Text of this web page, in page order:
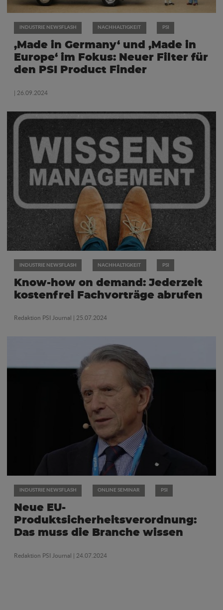
INDUSTRIE NEWSFLASH NACHHALTIGKEIT PSI
‚Made in Germany‘ und ‚Made in
Europe‘ im Fokus: Neuer Filter für
den PSI Product Finder
| 26.09.2024
INDUSTRIE NEWSFLASH NACHHALTIGKEIT PSI
Know-how on demand: Jederzeit
kostenfrei Fachvorträge abrufen
Redaktion PSI Journal | 25.07.2024
INDUSTRIE NEWSFLASH ONLINE SEMINAR PSI
Neue EU-
Produktsicherheitsverordnung:
Das muss die Branche wissen
Redaktion PSI Journal | 24.07.2024